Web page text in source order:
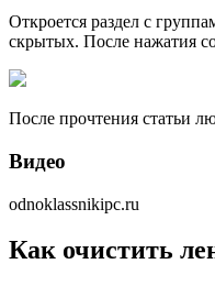
Откроется раздел с
скрытых. После нажатия
После прочтения статьи
Видео
odnoklassnikipc.ru
Как очистить